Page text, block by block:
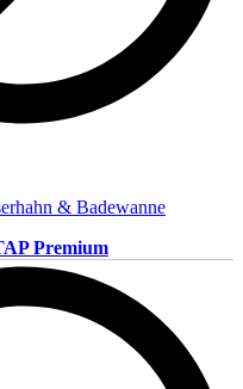
Premium